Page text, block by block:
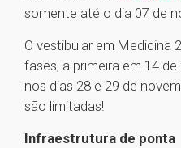
somente até o dia 07 de
O vestibular em Medicina
fases, a primeira em 14
nos dias 28 e 29 de
são limitadas!
Infraestrutura de ponta